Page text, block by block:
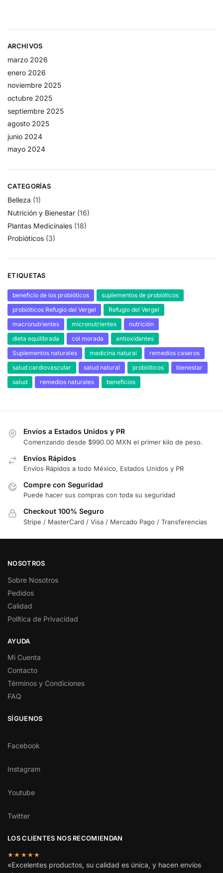
ARCHIVOS
marzo 2026
enero 2026
noviembre 2025
octubre 2025
septiembre 2025
agosto 2025
junio 2024
mayo 2024
CATEGORÍAS
Belleza (1)
Nutrición y Bienestar (16)
Plantas Medicinales (18)
Probióticos (3)
ETIQUETAS
beneficio de los probióticos
suplementos de probióticos
probióticos Refugio del Vergel
Refugio del Vergel
macronutrientes
micronutrientes
nutrición
dieta equilibrada
col morada
antioxidantes
Suplementos naturales
medicina natural
remedios caseros
salud cardiovascular
salud natural probióticos
bienestar
salud
remedios naturales beneficios
Envíos a Estados Unidos y PR
Comenzando desde $990.00 MXN el primer kilo de peso.
Envíos Rápidos
Envíos Rápidos a todo México, Estados Unidos y PR
Compre con Seguridad
Puede hacer sus compras con toda su seguridad
Checkout 100% Seguro
Stripe / MasterCard / Visa / Mercado Pago / Transferencias
NOSOTROS
Sobre Nosotros
Pedidos
Calidad
Política de Privacidad
AYUDA
Mi Cuenta
Contacto
Términos y Condiciones
FAQ
SÍGUENOS
Facebook
Instagram
Youtube
Twitter
LOS CLIENTES NOS RECOMIENDAN
★★★★★
«Excelentes productos, su calidad es única, y hacen envíos